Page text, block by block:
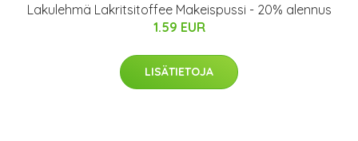
Lakulehmä Lakritsitoffee Makeispussi - 20% alennus
1.59 EUR
LISÄTIETOJA